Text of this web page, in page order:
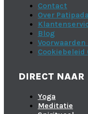
Contact
Over Patipada
Blog
Cookiebeleid
DIRECT NAAR
Yoga
Meditatie